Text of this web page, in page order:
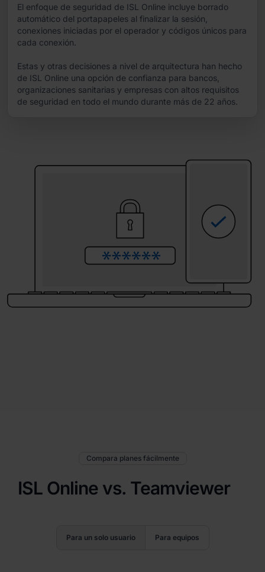
El enfoque de seguridad de ISL Online incluye borrado
automático del portapapeles al finalizar la sesión,
conexiones iniciadas por el operador y códigos únicos para
cada conexión.
Estas y otras decisiones a nivel de arquitectura han hecho
de ISL Online una opción de confianza para bancos,
organizaciones sanitarias y empresas con altos requisitos
de seguridad en todo el mundo durante más de 22 años.
Compara planes fácilmente
ISL Online vs. Teamviewer
Para un solo usuario Para equipos